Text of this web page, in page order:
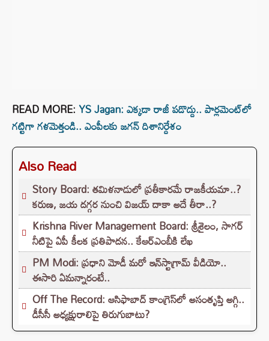
READ MORE:YS Jagan: ఎక్కడా రాజీ పడొద్దు.. పార్లమెంట్‌లో
గట్టిగా గళమెత్తండి.. ఎంపీలకు జగన్‌ దిశానిర్దేశం
Also Read
Story Board: తమిళనాడులో ప్రతీకారమే రాజకీయమా..?
కరుణ, జయ దగ్గర నుంచి విజయ్ దాకా అదే తీరా..?
Krishna River Management Board: శ్రీశైలం, సాగర్
నీటిపై ఏపీ కీలక ప్రతిపాదన.. కేఆర్ఎంబీకి లేఖ
PM Modi: ప్రధాని మోడీ మరో ఇన్‌స్టాగ్రామ్ వీడియో..
ఈసారి ఏమన్నారంటే..
Off The Record: ఆసిఫాబాద్ కాంగ్రెస్‌లో అసంతృప్తి అగ్గి..
డీసీసీ అధ్యక్షురాలిపై తిరుగుబాటు?